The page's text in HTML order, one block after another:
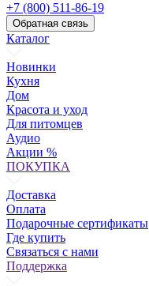
+7 (800) 511-86-19
Обратная связь
Каталог
Новинки
Кухня
Дом
Красота и уход
Для питомцев
Аудио
Акции %
ПОКУПКА
Доставка
Оплата
Подарочные сертификаты
Где купить
Связаться с нами
Поддержка